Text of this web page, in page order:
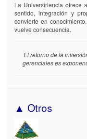
La Universiriencia ofrece
sentido, integración y
convierte en
vuelve consecuencia.
El retorno de la
gerenciales es
▲ Otros